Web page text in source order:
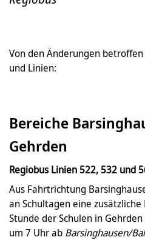
Von den Änderungen
und Linien:
Bereiche
Gehrden
Regiobus Linien 522, 532 und
Aus Fahrtrichtung
an Schultagen eine
Stunde der Schulen in
um 7 Uhr ab Barsinghausen/